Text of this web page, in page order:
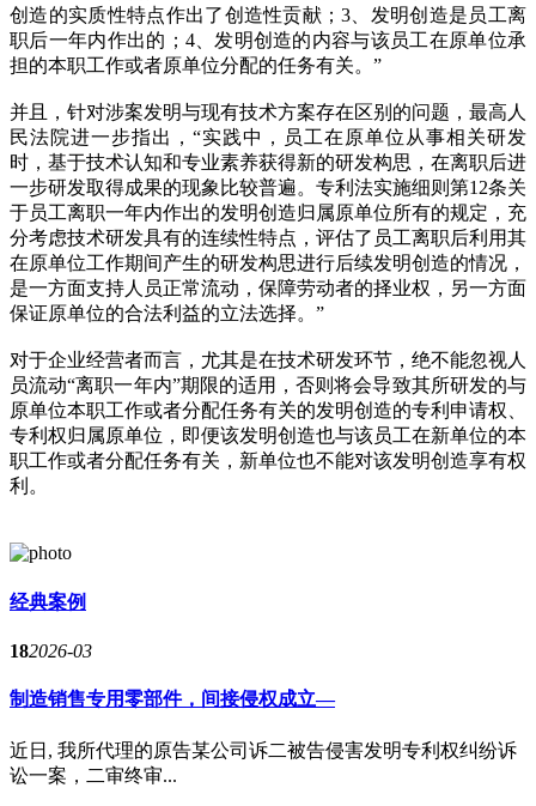
创造的实质性特点作出了创造性贡献；3、发明创造是员工离
职后一年内作出的；4、发明创造的内容与该员工在原单位承
担的本职工作或者原单位分配的任务有关。”
并且，针对涉案发明与现有技术方案存在区别的问题，最高人
民法院进一步指出，“实践中，员工在原单位从事相关研发
时，基于技术认知和专业素养获得新的研发构思，在离职后进
一步研发取得成果的现象比较普遍。专利法实施细则第12条关
于员工离职一年内作出的发明创造归属原单位所有的规定，充
分考虑技术研发具有的连续性特点，评估了员工离职后利用其
在原单位工作期间产生的研发构思进行后续发明创造的情况，
是一方面支持人员正常流动，保障劳动者的择业权，另一方面
保证原单位的合法利益的立法选择。”
对于企业经营者而言，尤其是在技术研发环节，绝不能忽视人
员流动“离职一年内”期限的适用，否则将会导致其所研发的与
原单位本职工作或者分配任务有关的发明创造的专利申请权、
专利权归属原单位，即便该发明创造也与该员工在新单位的本
职工作或者分配任务有关，新单位也不能对该发明创造享有权
利。
经典案例
182026-03
制造销售专用零部件，间接侵权成立—
近日, 我所代理的原告某公司诉二被告侵害发明专利权纠纷诉
讼一案，二审终审...